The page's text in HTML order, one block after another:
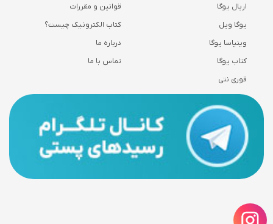
اریال یوگا
یوگا ویل
وینیاسا یوگا
کتاب یوگا
قوری نتی
قوانین و مقررات
کتاب الکترونیک چیست؟
درباره ما
تماس با ما